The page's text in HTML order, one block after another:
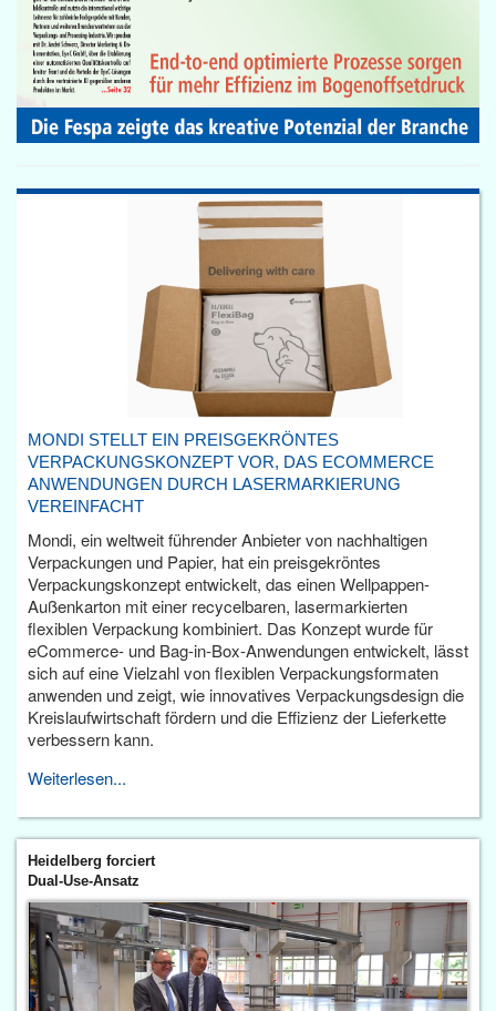
MONDI STELLT EIN PREISGEKRÖNTES
VERPACKUNGSKONZEPT VOR, DAS ECOMMERCE
ANWENDUNGEN DURCH LASERMARKIERUNG
VEREINFACHT
Mondi, ein weltweit führender Anbieter von nachhaltigen
Verpackungen und Papier, hat ein preisgekröntes
Verpackungskonzept entwickelt, das einen Wellpappen-
Außenkarton mit einer recycelbaren, lasermarkierten
flexiblen Verpackung kombiniert. Das Konzept wurde für
eCommerce- und Bag-in-Box-Anwendungen entwickelt, lässt
sich auf eine Vielzahl von flexiblen Verpackungsformaten
anwenden und zeigt, wie innovatives Verpackungsdesign die
Kreislaufwirtschaft fördern und die Effizienz der Lieferkette
verbessern kann.
Weiterlesen...
Heidelberg forciert
Dual-Use-Ansatz